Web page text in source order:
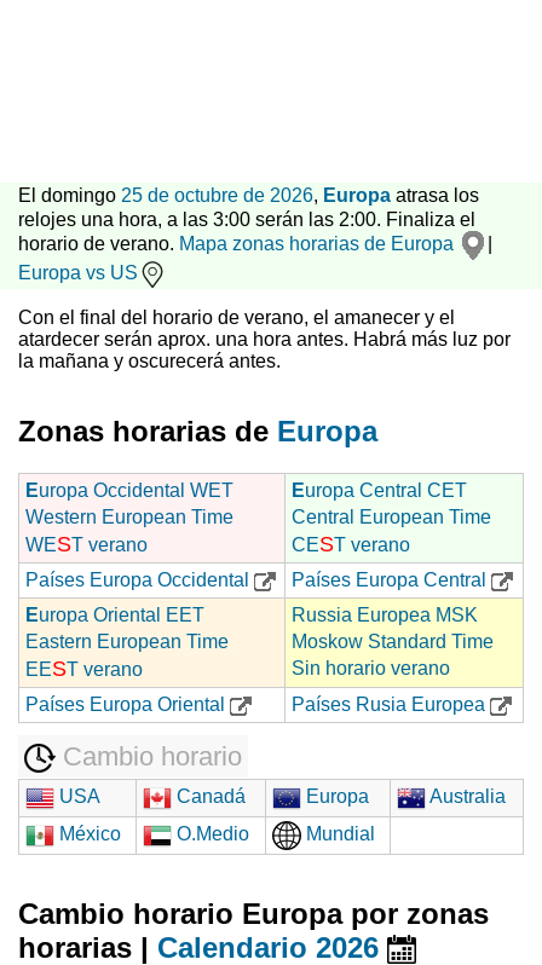
El domingo 25 de octubre de 2026, Europa atrasa los
relojes una hora, a las 3:00 serán las 2:00. Finaliza el
horario de verano. Mapa zonas horarias de Europa
Europa vs US
Con el final del horario de verano, el amanecer y el
atardecer serán aprox. una hora antes. Habrá más luz por
la mañana y oscurecerá antes.
Zonas horarias de Europa
Europa Occidental WET
Western European Time
WEST verano
Europa Central CET
Central European Time
CEST verano
Países Europa Occidental
Países Europa Central
Europa Oriental EET
Eastern European Time
EEST verano
Russia Europea MSK
Moskow Standard Time
Sin horario verano
Países Europa Oriental
Países Rusia Europea
Cambio horario
USA Canadá Europa
Australia
México
O.Medio Mundial
Cambio horario Europa por zonas
horarias | Calendario 2026